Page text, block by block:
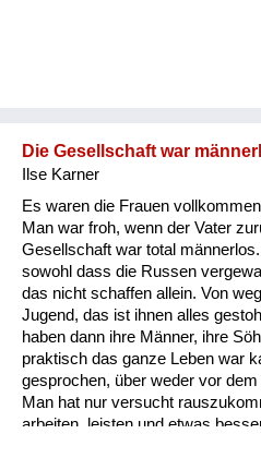
Die Gesellschaft war
Ilse Karner
Es waren die Frauen
Man war froh, wenn der Vater
Gesellschaft war total
sowohl dass die Russen
das nicht schaffen allein. Von
Jugend, das ist ihnen alles
haben dann ihre Männer, ihre
praktisch das ganze Leben war
gesprochen, über weder vor
Man hat nur versucht
arbeiten, leisten und etwas